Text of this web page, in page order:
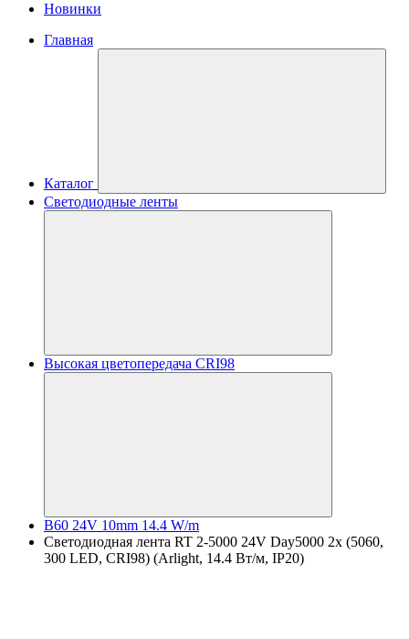
Новинки
Главная
Каталог
Светодиодные ленты
Высокая цветопередача CRI98
B60 24V 10mm 14.4 W/m
Светодиодная лента RT 2-5000 24V Day5000 2x (5060,
300 LED, CRI98) (Arlight, 14.4 Вт/м, IP20)